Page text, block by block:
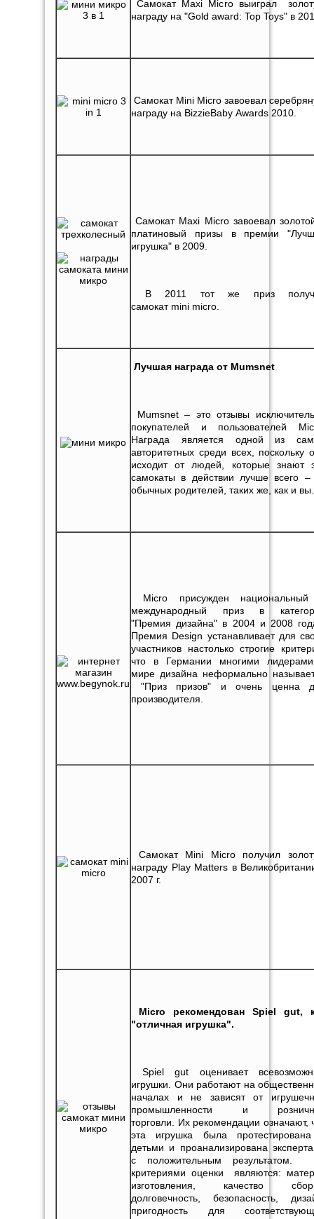
Самокат Maxi Micro выиграл
награду на "Gold award: Top Toys" в
Самокат Mini Micro завоевал
награду на BizzieBaby Awards 2010.
Самокат Maxi Micro завоевал
платиновый призы в премии
игрушка" в 2009.
В 2011 тот же приз
самокат mini micro.
Лучшая награда от Mumsnet
Mumsnet – это отзывы
покупателей и пользователей
Награда является одной из
авторитетных среди всех, поскольку
исходит от людей, которые знают
самокаты в действии лучше всего –
обычных родителей, таких же, как и вы.
Micro присужден
международный приз в
"Премия дизайна" в 2004 и 2008
Премия Design устанавливает для
участников настолько строгие
что в Германии многими
мире дизайна неформально
"Приз призов" и очень ценна
производителя.
Самокат Mini Micro получил
награду Play Matters в
2007 г.
Micro рекомендован Spiel gut,
"отличная игрушка".
Spiel gut оценивает
игрушки. Они работают на
началах и не зависят от
промышленности и
торговли. Их рекомендации означают,
эта игрушка была
детьми и проанализирована
с положительным результатом.
критериями оценки являются:
изготовления, качество
долговечность, безопасность,
пригодность для